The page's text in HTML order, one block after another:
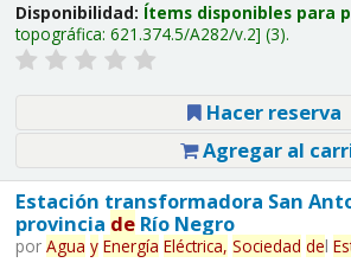
Disponibilidad: Ítems disponibles para
topográfica: 621.374.5/A282/v.2 (3).
Hacer reserva
Agregar al
Estación transformadora San
provincia deRío Negro
por Agua y Energía Eléctrica, Sociedad del